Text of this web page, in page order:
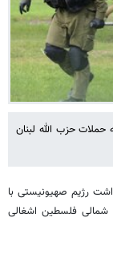
حزب الله لبنان
رژیم صهیونیستی با
شمالی فلسطین اشغالی